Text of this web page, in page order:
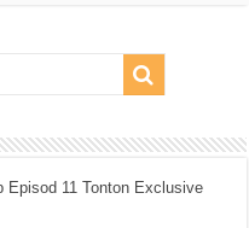
Episod 11 Tonton Exclusive